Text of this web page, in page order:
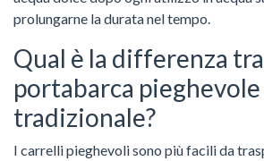
prolungarne la durata nel tempo.
Qual è la differenza
portabarca pieghevole
tradizionale?
I carrelli pieghevoli sono più facili da